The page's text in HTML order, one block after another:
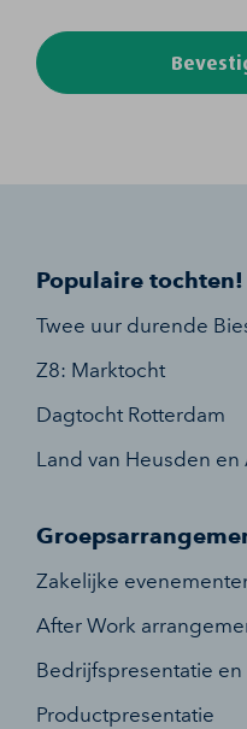
Populaire tochten!
Twee uur durende
Z8: Marktocht
Dagtocht Rotterdam
Land van Heusden en
Zakelijke
After Work
Bedrijfspresentatie
Productpresentatie